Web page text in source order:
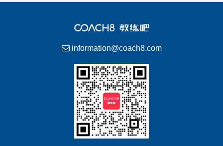
information@coach8.com